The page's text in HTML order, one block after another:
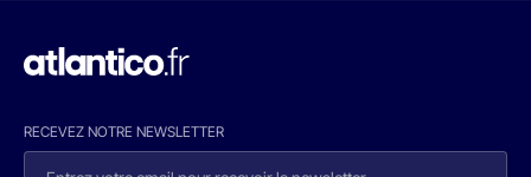
RECEVEZ NOTRE NEWSLETTER